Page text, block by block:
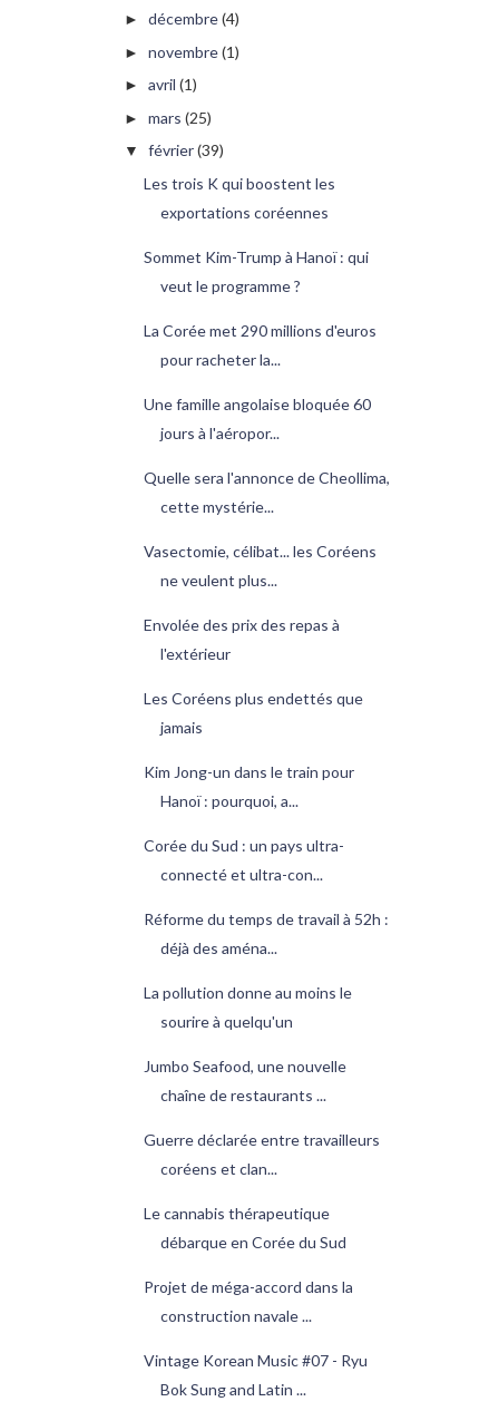
► décembre(4)
► novembre(1)
► avril (1)
► mars (25)
▼ février(39)
Les trois K qui boostent les
exportations coréennes
Sommet Kim-Trump à Hanoï : qui
veut le programme ?
La Corée met 290 millions d'euros
pour racheter la...
Une famille angolaise bloquée 60
jours à l'aéropor...
Quelle sera l'annonce de Cheollima,
cette mystérie...
Vasectomie, célibat... les Coréens
ne veulent plus...
Envolée des prix des repas à
l'extérieur
Les Coréens plus endettés que
jamais
Kim Jong-un dans le train pour
Hanoï : pourquoi, a...
Corée du Sud : un pays ultra-
connecté et ultra-con...
Réforme du temps de travail à 52h :
déjà des aména...
La pollution donne au moins le
sourire à quelqu'un
Jumbo Seafood, une nouvelle
chaîne de restaurants ...
Guerre déclarée entre travailleurs
coréens et clan...
Le cannabis thérapeutique
débarque en Corée du Sud
Projet de méga-accord dans la
construction navale ...
Vintage Korean Music #07 - Ryu
Bok Sung and Latin ...